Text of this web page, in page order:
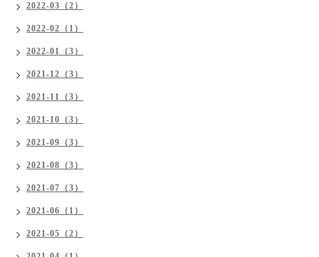
2022-03（2）
2022-02（1）
2022-01（3）
2021-12（3）
2021-11（3）
2021-10（3）
2021-09（3）
2021-08（3）
2021-07（3）
2021-06（1）
2021-05（2）